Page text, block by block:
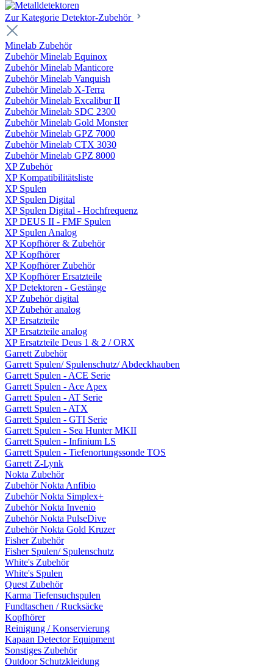
Zur Kategorie Detektor-Zubehör
Minelab Zubehör
Zubehör Minelab Equinox
Zubehör Minelab Manticore
Zubehör Minelab Vanquish
Zubehör Minelab X-Terra
Zubehör Minelab Excalibur II
Zubehör Minelab SDC 2300
Zubehör Minelab Gold Monster
Zubehör Minelab GPZ 7000
Zubehör Minelab CTX 3030
Zubehör Minelab GPZ 8000
XP Zubehör
XP Kompatibilitätsliste
XP Spulen
XP Spulen Digital
XP Spulen Digital - Hochfrequenz
XP DEUS II - FMF Spulen
XP Spulen Analog
XP Kopfhörer & Zubehör
XP Kopfhörer
XP Kopfhörer Zubehör
XP Kopfhörer Ersatzteile
XP Detektoren - Gestänge
XP Zubehör digital
XP Zubehör analog
XP Ersatzteile
XP Ersatzteile analog
XP Ersatzteile Deus 1 & 2 / ORX
Garrett Zubehör
Garrett Spulen/ Spulenschutz/ Abdeckhauben
Garrett Spulen - ACE Serie
Garrett Spulen - Ace Apex
Garrett Spulen - AT Serie
Garrett Spulen - ATX
Garrett Spulen - GTI Serie
Garrett Spulen - Sea Hunter MKII
Garrett Spulen - Infinium LS
Garrett Spulen - Tiefenortungssonde TOS
Garrett Z-Lynk
Nokta Zubehör
Zubehör Nokta Anfibio
Zubehör Nokta Simplex+
Zubehör Nokta Invenio
Zubehör Nokta PulseDive
Zubehör Nokta Gold Kruzer
Fisher Zubehör
Fisher Spulen/ Spulenschutz
White's Zubehör
White's Spulen
Quest Zubehör
Karma Tiefensuchspulen
Fundtaschen / Rucksäcke
Kopfhörer
Reinigung / Konservierung
Kapaan Detector Equipment
Sonstiges Zubehör
Outdoor Schutzkleidung